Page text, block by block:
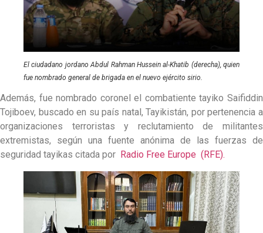
El ciudadano jordano Abdul Rahman Hussein al-Khatib (derecha), quien
fue nombrado general de brigada en el nuevo ejército sirio.
Además, fue nombrado coronel el combatiente tayiko Saifiddin
Tojiboev, buscado en su país natal, Tayikistán, por pertenencia a
organizaciones terroristas y reclutamiento de militantes
extremistas, según una fuente anónima de las fuerzas de
seguridad tayikas citada por Radio Free Europe (RFE).